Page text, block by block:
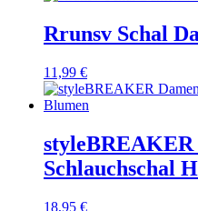
Rrunsv Schal
11,99 €
styleBREAKER
Schlauchschal
18,95 €